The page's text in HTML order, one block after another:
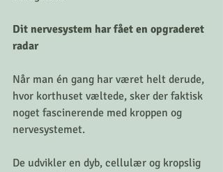
Dit nervesystem har fået en opgraderet
radar
Når man én gang har været helt derude,
hvor korthuset væltede, sker der faktisk
noget fascinerende med kroppen og
nervesystemet.
De udvikler en dyb, cellulær og kropslig